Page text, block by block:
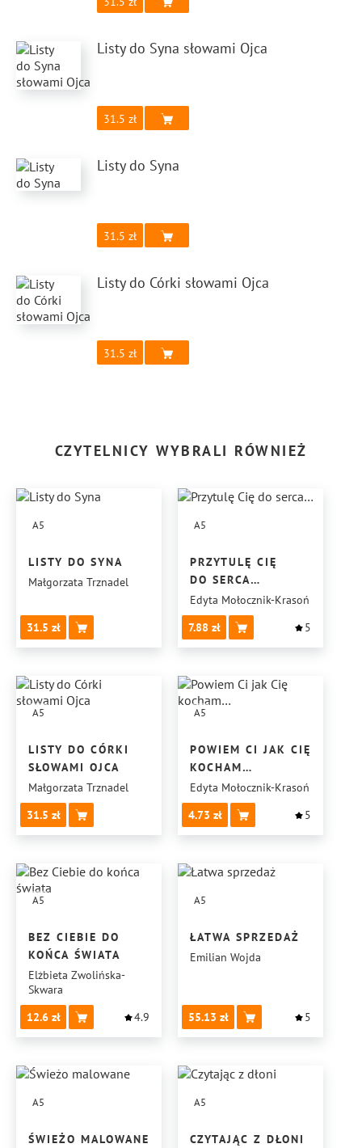
Listy do Syna słowami Ojca
31.5
Listy do Syna
31.5
Listy do Córki słowami Ojca
31.5
CZYTELNICY WYBRALI RÓWNIEŻ
A5
LISTY DO SYNA
Małgorzata Trznadel
31.5
A5
PRZYTULĘ CIĘ
DO SERCA…
Edyta Mołocznik-Krasoń
7.88
5
A5
LISTY DO CÓRKI
SŁOWAMI OJCA
Małgorzata Trznadel
31.5
A5
POWIEM CI JAK CIĘ
KOCHAM…
Edyta Mołocznik-Krasoń
4.73
5
A5
BEZ CIEBIE DO
KOŃCA ŚWIATA
Elżbieta Zwolińska-
Skwara
12.6
4.9
A5
ŁATWA SPRZEDAŻ
Emilian Wojda
55.13 5
A5
ŚWIEŻO MALOWANE
A5
CZYTAJĄC Z DŁONI